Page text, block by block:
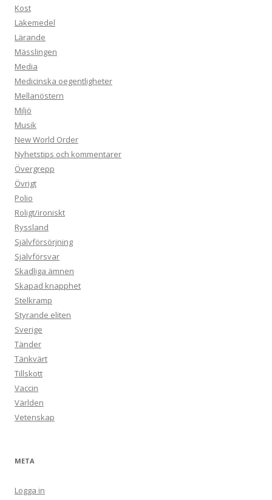
Kost
Läkemedel
Lärande
Mässlingen
Media
Medicinska oegentligheter
Mellanöstern
Miljö
Musik
New World Order
Nyhetstips och kommentarer
Övergrepp
Övrigt
Polio
Roligt/ironiskt
Ryssland
Självförsörjning
Självförsvar
Skadliga ämnen
Skapad knapphet
Stelkramp
Styrande eliten
Sverige
Tänder
Tänkvärt
Tillskott
Vaccin
Världen
Vetenskap
META
Logga in